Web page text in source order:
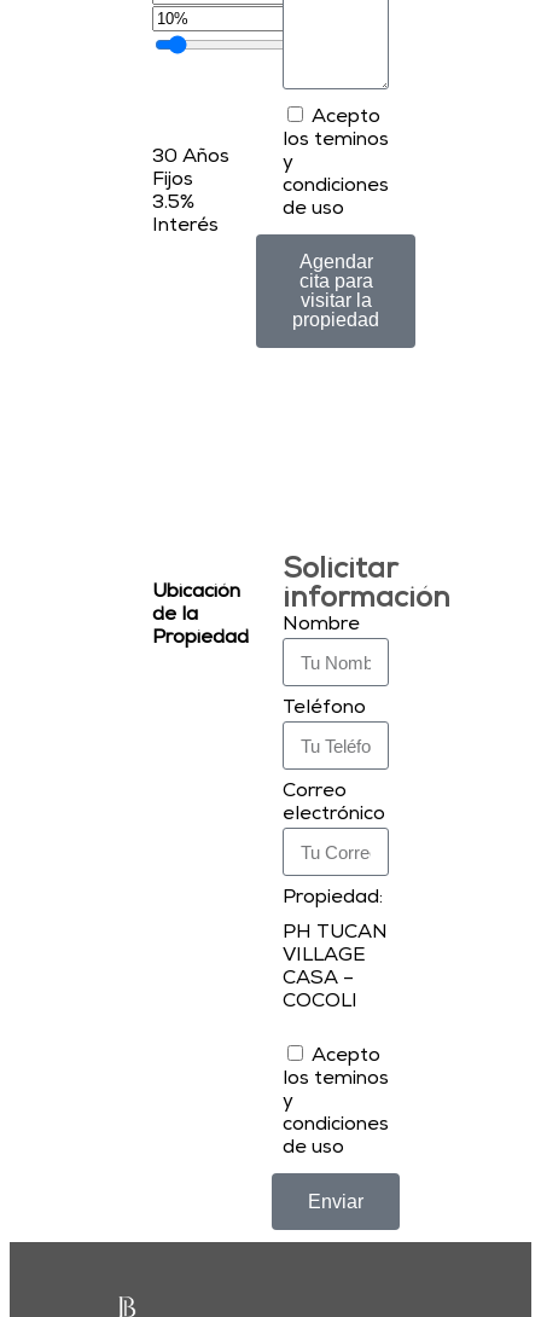
30 Años
Fijos
3.5%
Interés
Acepto
los teminos
y
condiciones
de uso
Agendar
cita para
visitar la
propiedad
Ubicación
de la
Propiedad
Solicitar
información
Nombre
Teléfono
Correo
electrónico
Propiedad:
PH TUCAN
VILLAGE
CASA –
COCOLI
Acepto
los teminos
y
condiciones
de uso
Enviar